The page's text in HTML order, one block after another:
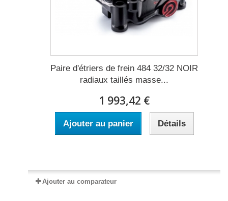
Paire d'étriers de frein 484 32/32 NOIR
radiaux taillés masse...
1 993,42 €
Ajouter au panier Détails
Ajouter au comparateur